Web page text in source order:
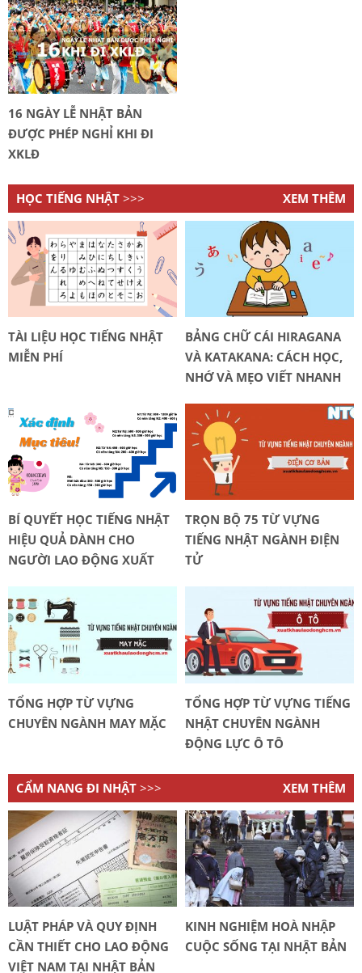
16 NGÀY LỄ NHẬT BẢN
ĐƯỢC PHÉP NGHỈ KHI ĐI
XKLĐ
HỌC TIẾNG NHẬT >>> XEM THÊM
TÀI LIỆU HỌC TIẾNG NHẬT
MIỄN PHÍ
BẢNG CHỮ CÁI HIRAGANA
VÀ KATAKANA: CÁCH HỌC,
NHỚ VÀ MẸO VIẾT NHANH
BÍ QUYẾT HỌC TIẾNG NHẬT
HIỆU QUẢ DÀNH CHO
NGƯỜI LAO ĐỘNG XUẤT
TRỌN BỘ 75 TỪ VỰNG
TIẾNG NHẬT NGÀNH ĐIỆN
TỬ
TỔNG HỢP TỪ VỰNG
CHUYÊN NGÀNH MAY MẶC
TỔNG HỢP TỪ VỰNG TIẾNG
NHẬT CHUYÊN NGÀNH
ĐỘNG LỰC Ô TÔ
CẨM NANG ĐI NHẬT >>> XEM THÊM
LUẬT PHÁP VÀ QUY ĐỊNH
CẦN THIẾT CHO LAO ĐỘNG
VIỆT NAM TẠI NHẬT BẢN
KINH NGHIỆM HOÀ NHẬP
CUỘC SỐNG TẠI NHẬT BẢN